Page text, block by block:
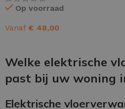
Op voorraad
Vanaf € 48,00
Welke elektrische
past bij uw woning
Elektrische